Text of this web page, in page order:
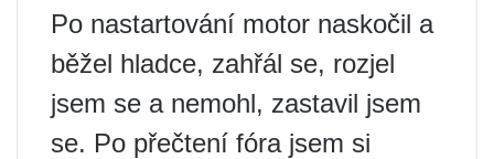
Po nastartování motor naskočil a
běžel hladce, zahřál se, rozjel
jsem se a nemohl, zastavil jsem
se. Po přečtení fóra jsem si